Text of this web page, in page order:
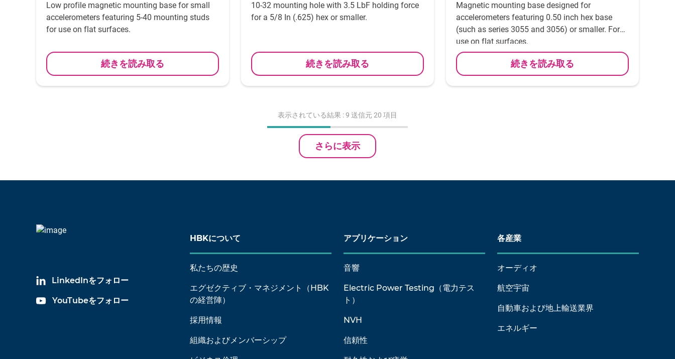
Low profile magnetic mounting base for small
accelerometers featuring 5-40 mounting studs
for use on flat surfaces.
続きを読み取る
10-32 mounting hole with 3.5 LbF holding force
for a 5/8 In (.625) hex or smaller.
続きを読み取る
Magnetic mounting base designed for
accelerometers featuring 0.50 inch hex base
(such as series 3055 and 3056) or smaller. For
use on flat surfaces.
続きを読み取る
表示されている結果 :9 送信元 20 項目
さらに表示
LinkedInをフォロー
YouTubeをフォロー
HBKについて
私たちの歴史
エグゼクティブ・マネジメント（HBK
の経営陣）
採用情報
組織およびメンバーシップ
アプリケーション
音響
Electric Power Testing（電力テス
ト）
NVH
信頼性
各産業
オーディオ
航空宇宙
自動車および地上輸送業界
エネルギー